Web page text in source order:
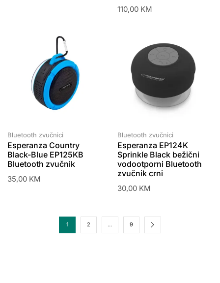
110,00 KM
Bluetooth zvučnici
Esperanza Country
Black-Blue EP125KB
Bluetooth zvučnik
35,00 KM
Bluetooth zvučnici
Esperanza EP124K
Sprinkle Black bežični
vodootporni Bluetooth
zvučnik crni
30,00 KM
1 2 … 9